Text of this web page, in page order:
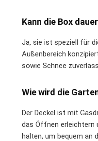
Kann die Box
Ja, sie ist speziell für
Außenbereich
sowie Schnee
Wie wird die
Der Deckel ist mit
das Öffnen erleichtern
halten, um bequem an